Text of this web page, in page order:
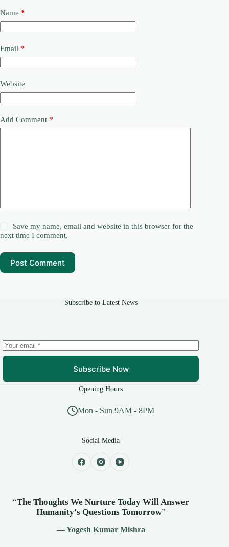
Name *
Email *
Website
Add Comment *
Save my name, email and website in this browser for the
next time I comment.
Post Comment
Subscribe to Latest News
Subscribe Now
Opening Hours
Mon - Sun 9AM - 8PM
Social Media
“The Thoughts We Nurture Today Will Answer
Humanity's Questions Tomorrow”
— Yogesh Kumar Mishra